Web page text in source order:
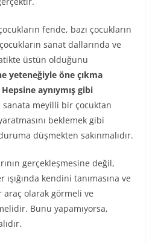
fende, bazı çocukların
sanat dallarında ve
üstün olduğunu
yeteneğiyle öne çıkma
Hepsine aynıymış gibi
sanata meyilli bir çocuktan
beklemek gibi
düşmekten sakınmalıdır.
gerçekleşmesine değil,
kendini tanımasına ve
araç olarak görmeli ve
Bunu yapamıyorsa,